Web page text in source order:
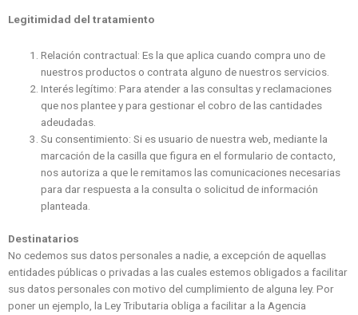
Legitimidad del tratamiento
Relación contractual: Es la que aplica cuando compra uno de
nuestros productos o contrata alguno de nuestros servicios.
Interés legítimo: Para atender a las consultas y reclamaciones
que nos plantee y para gestionar el cobro de las cantidades
adeudadas.
Su consentimiento: Si es usuario de nuestra web, mediante la
marcación de la casilla que figura en el formulario de contacto,
nos autoriza a que le remitamos las comunicaciones necesarias
para dar respuesta a la consulta o solicitud de información
planteada.
Destinatarios
No cedemos sus datos personales a nadie, a excepción de aquellas
entidades públicas o privadas a las cuales estemos obligados a facilitar
sus datos personales con motivo del cumplimiento de alguna ley. Por
poner un ejemplo, la Ley Tributaria obliga a facilitar a la Agencia